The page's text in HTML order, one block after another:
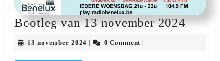
Bootleg van 13 november 2024
13 november 2024 13
0 Comment